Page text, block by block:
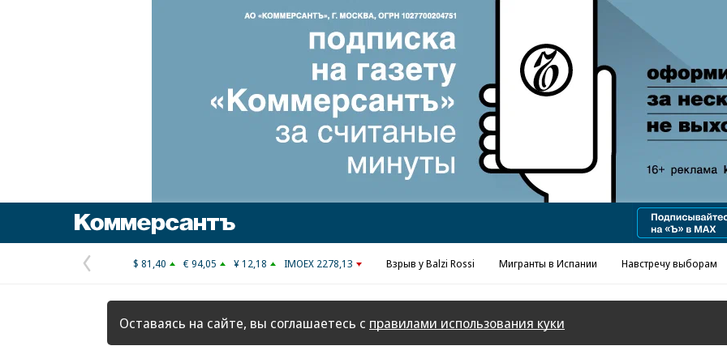
Реклама в «Ъ» www.kommersant.ru/ad
Предыдущая
страница
$ 81,40 € 94,05 ¥ 12,18 IMOEX 2278,13 Взрыв у Balzi Rossi Мигранты в Испании Навстречу выборам
Оставаясь на сайте, вы соглашаетесь с правилами использования куки